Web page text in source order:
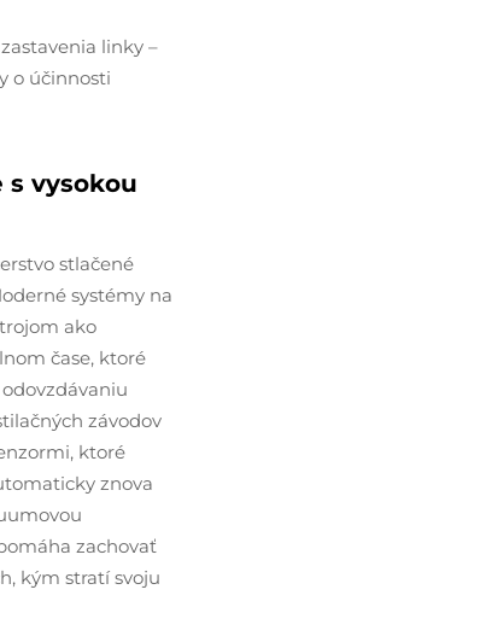
linky –
o účinnosti
s vysokou
stlačené
systémy na
ako
čase, ktoré
závodov
ktoré
znova
zachovať
kým stratí svoju